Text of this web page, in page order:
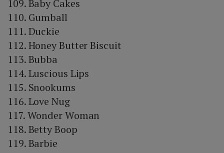
109. Baby Cakes
110. Gumball
111. Duckie
112. Honey Butter Biscuit
113. Bubba
114. Luscious Lips
115. Snookums
116. Love Nug
117. Wonder Woman
118. Betty Boop
119. Barbie